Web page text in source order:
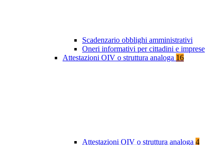
Scadenzario obblighi amministrativi
Oneri informativi per cittadini e imprese
Attestazioni OIV o struttura analoga 16
Attestazioni OIV o struttura analoga 4